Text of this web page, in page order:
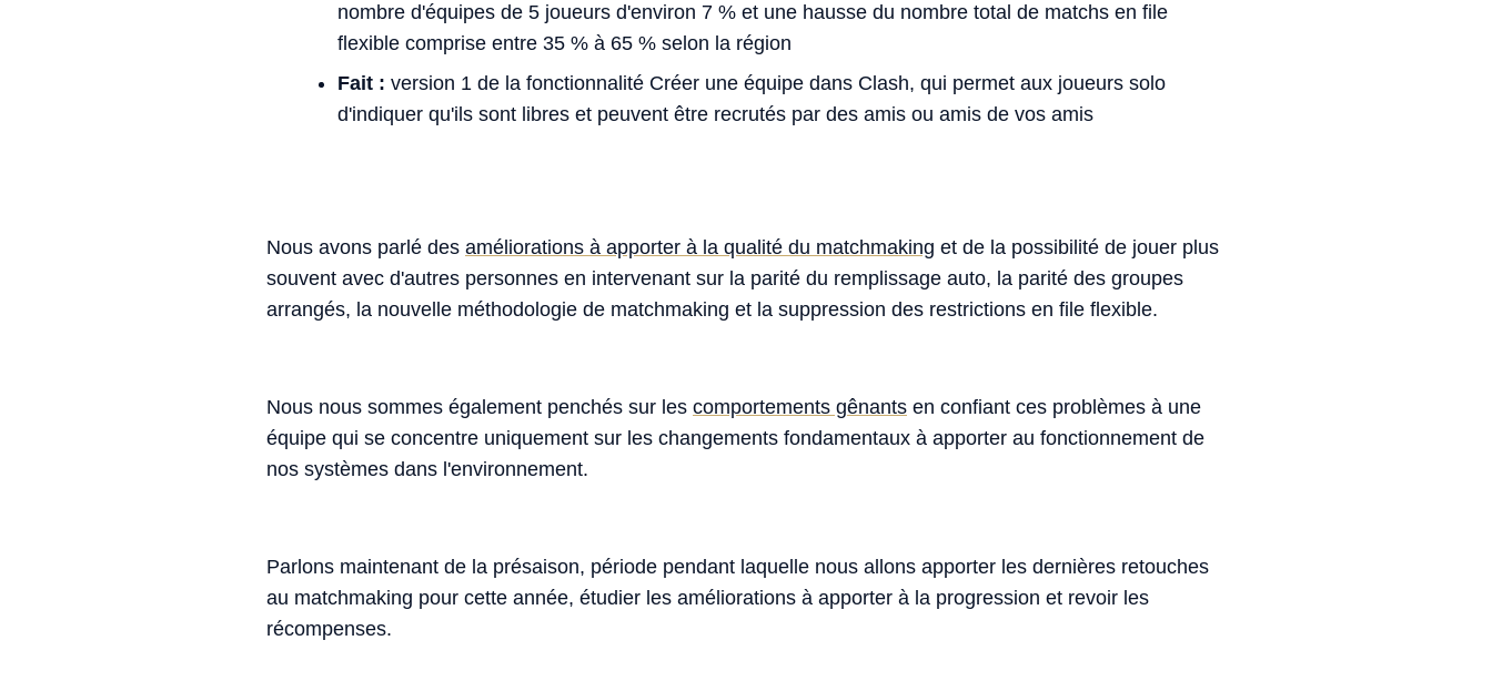
nombre d'équipes de 5 joueurs d'environ 7 % et une hausse du nombre total de matchs en file
flexible comprise entre 35 % à 65 % selon la région
Fait : version 1 de la fonctionnalité Créer une équipe dans Clash, qui permet aux joueurs solo
d'indiquer qu'ils sont libres et peuvent être recrutés par des amis ou amis de vos amis
Nous avons parlé des améliorations à apporter à la qualité du matchmaking et de la possibilité de jouer plus
souvent avec d'autres personnes en intervenant sur la parité du remplissage auto, la parité des groupes
arrangés, la nouvelle méthodologie de matchmaking et la suppression des restrictions en file flexible.
Nous nous sommes également penchés sur les comportements gênants en confiant ces problèmes à une
équipe qui se concentre uniquement sur les changements fondamentaux à apporter au fonctionnement de
nos systèmes dans l'environnement.
Parlons maintenant de la présaison, période pendant laquelle nous allons apporter les dernières retouches
au matchmaking pour cette année, étudier les améliorations à apporter à la progression et revoir les
récompenses.